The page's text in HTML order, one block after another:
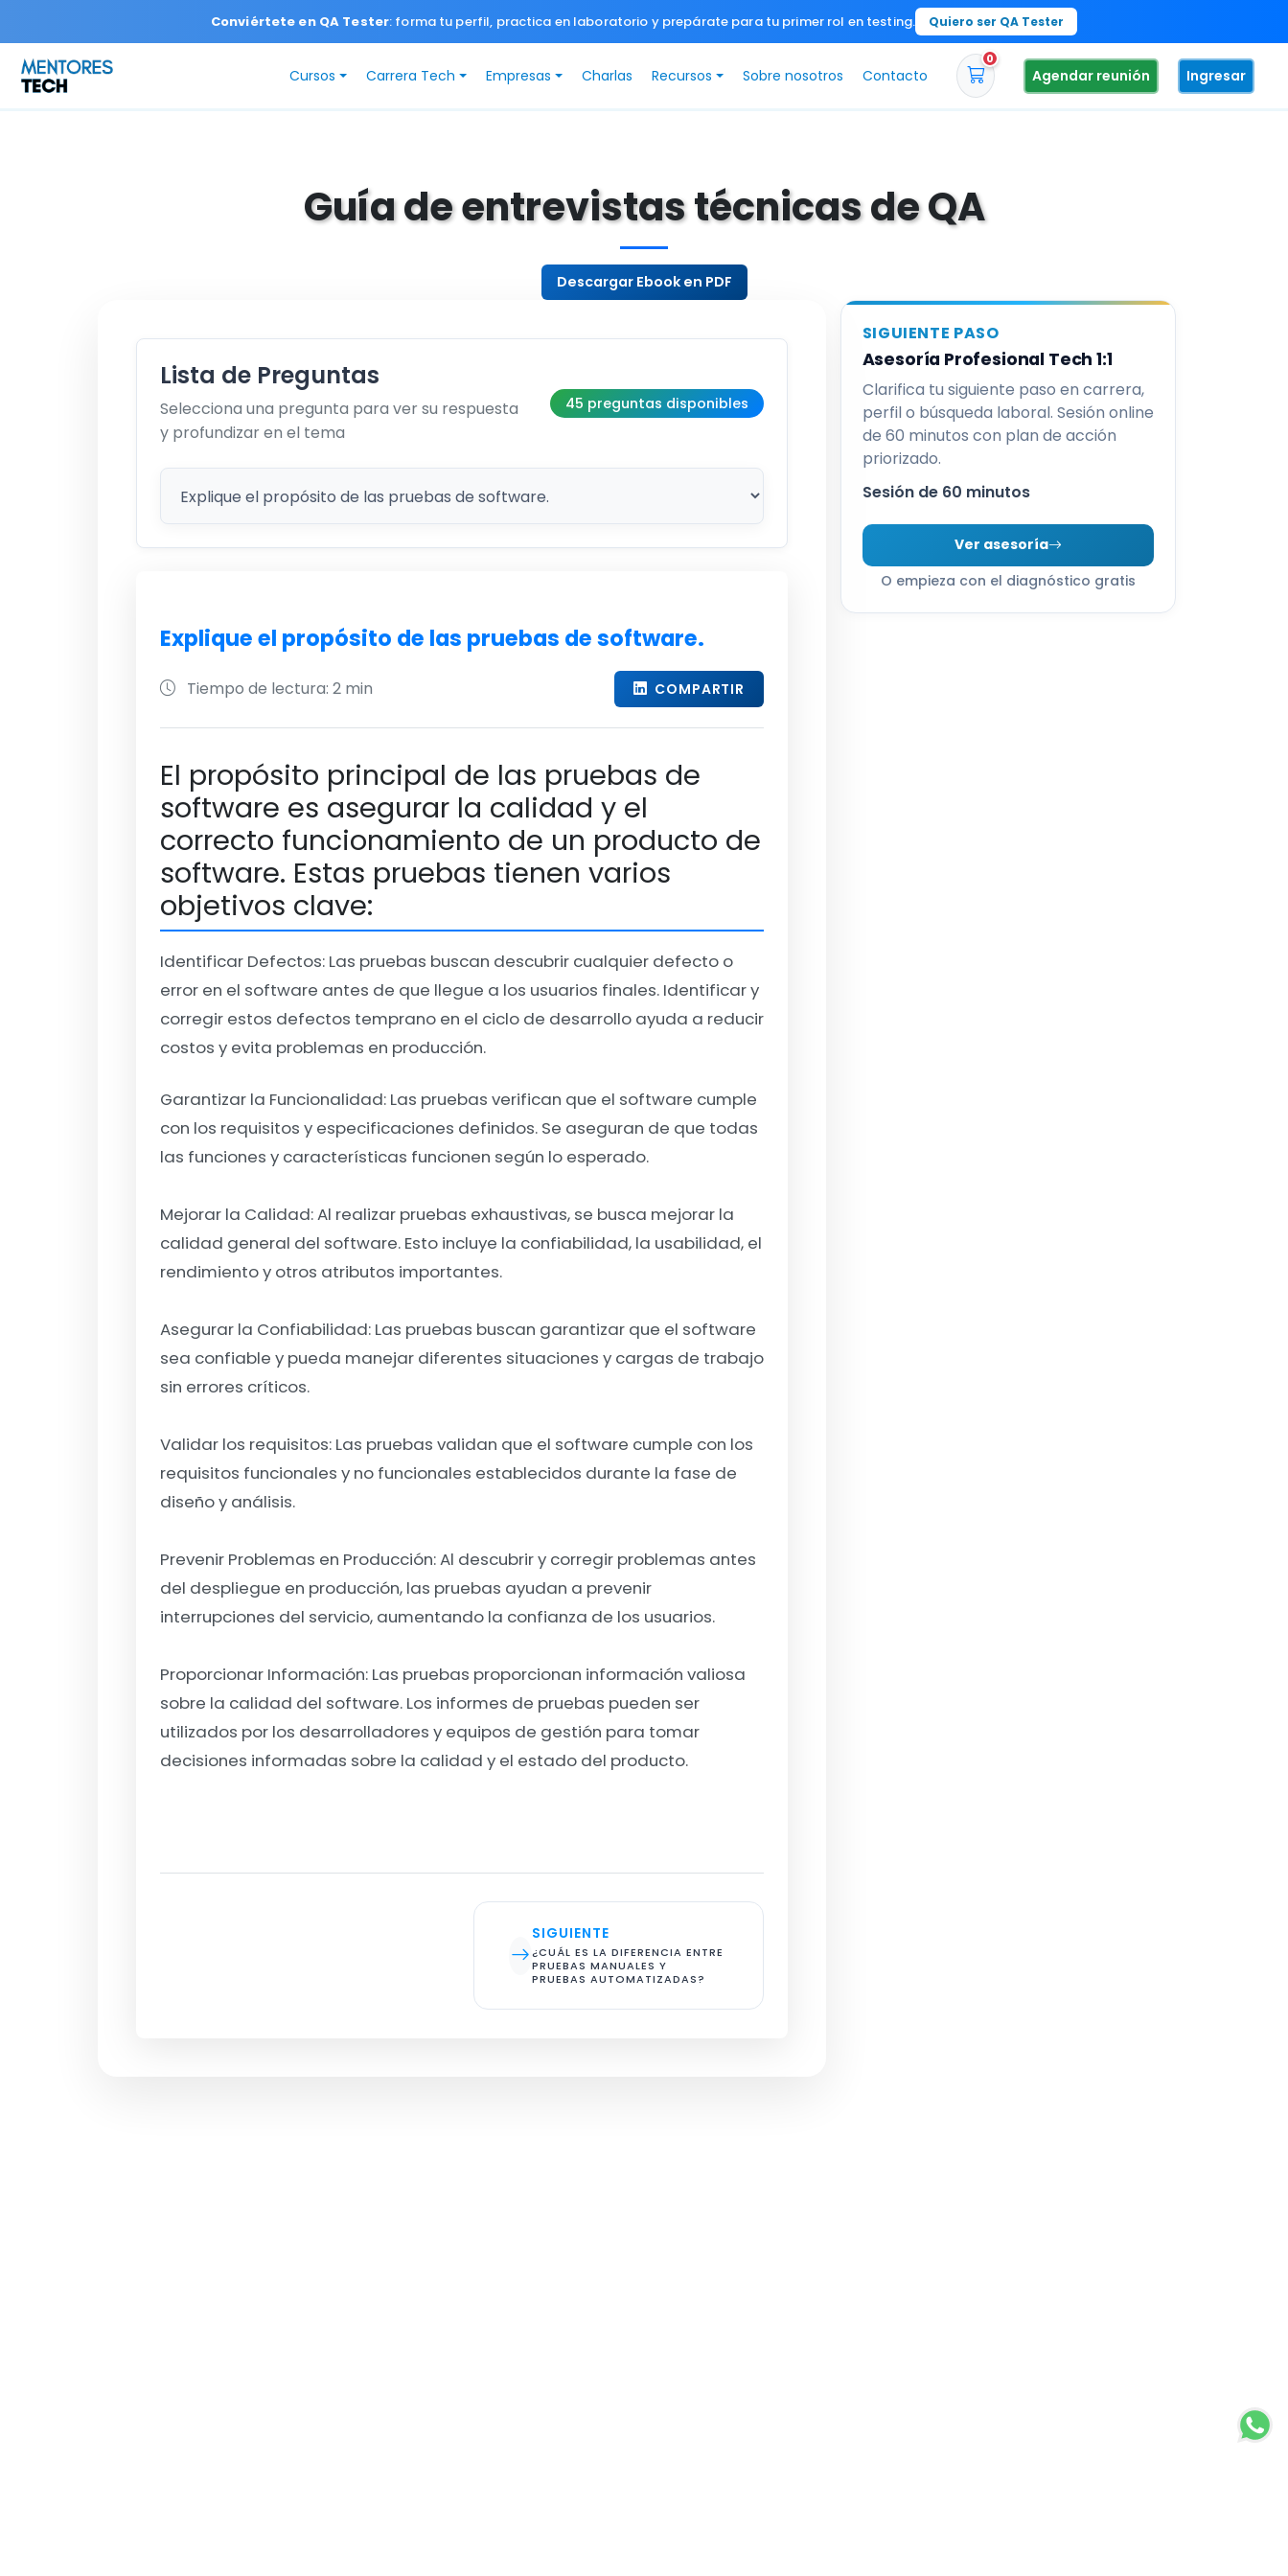
Conviértete en QA Tester: forma tu perfil, practica en laboratorio y prepárate para tu primer rol en testing. Quiero ser QA Tester
Cursos Carrera Tech Empresas Charlas Recursos Sobre nosotros Contacto
0
Agendar reunión Ingresar
Guía de entrevistas técnicas de QA
Descargar Ebook en PDF
Lista de Preguntas
Selecciona una pregunta para ver su respuesta
y profundizar en el tema
45 preguntas disponibles
Explique el propósito de las pruebas de software.
Tiempo de lectura: 2 min COMPARTIR
El propósito principal de las pruebas de
software es asegurar la calidad y el
correcto funcionamiento de un producto de
software. Estas pruebas tienen varios
objetivos clave:
Identificar Defectos: Las pruebas buscan descubrir cualquier defecto o
error en el software antes de que llegue a los usuarios finales. Identificar y
corregir estos defectos temprano en el ciclo de desarrollo ayuda a reducir
costos y evita problemas en producción.
Garantizar la Funcionalidad: Las pruebas verifican que el software cumple
con los requisitos y especificaciones definidos. Se aseguran de que todas
las funciones y características funcionen según lo esperado.
Mejorar la Calidad:Al realizar pruebas exhaustivas, se busca mejorar la
calidad general del software. Esto incluye la confiabilidad, la usabilidad, el
rendimiento y otros atributos importantes.
Asegurar la Confiabilidad: Las pruebas buscan garantizar que el software
sea confiable y pueda manejar diferentes situaciones y cargas de trabajo
sin errores críticos.
Validar los requisitos: Las pruebas validan que el software cumple con los
requisitos funcionales y no funcionales establecidos durante la fase de
diseño y análisis.
Prevenir Problemas en Producción:Al descubrir y corregir problemas antes
del despliegue en producción, las pruebas ayudan a prevenir
interrupciones del servicio, aumentando la confianza de los usuarios.
Proporcionar Información: Las pruebas proporcionan información valiosa
sobre la calidad del software. Los informes de pruebas pueden ser
utilizados por los desarrolladores y equipos de gestión para tomar
decisiones informadas sobre la calidad y el estado del producto.
SIGUIENTE
¿CUÁL ES LA DIFERENCIA ENTRE
PRUEBAS MANUALES Y
PRUEBAS AUTOMATIZADAS?
SIGUIENTE PASO
Asesoría Profesional Tech 1:1
Clarifica tu siguiente paso en carrera,
perfil o búsqueda laboral. Sesión online
de 60 minutos con plan de acción
priorizado.
Sesión de 60 minutos
Ver asesoría
O empieza con el diagnóstico gratis